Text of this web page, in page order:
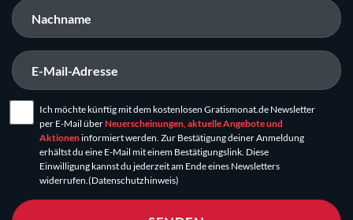
Ich möchte künftig mit dem kostenlosen Gratismonat.de Newsletter
per E-Mail überNeuerscheinungen, aktuelle Angebote und
Aktioneninformiert werden. Zur Bestätigung deiner Anmeldung
erhältst du eine E-Mail mit einem Bestätigungslink. Diese
Einwilligung kannst du jederzeit am Ende eines Newsletters
widerrufen.(Datenschutzhinweis)